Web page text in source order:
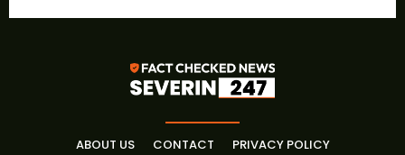
ABOUT US CONTACT PRIVACY POLICY